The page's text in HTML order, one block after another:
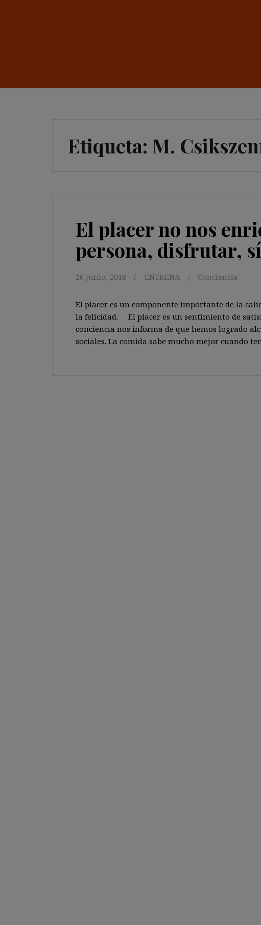
Etiqueta: M.
El placer no nos
persona, disfrutar, sí
26 junio, 2018 ENTRENA Conciencia
El placer es un componente importante de la
la felicidad. El placer es un sentimiento de
conciencia nos informa de que hemos logrado
sociales. La comida sabe mucho mejor cuando